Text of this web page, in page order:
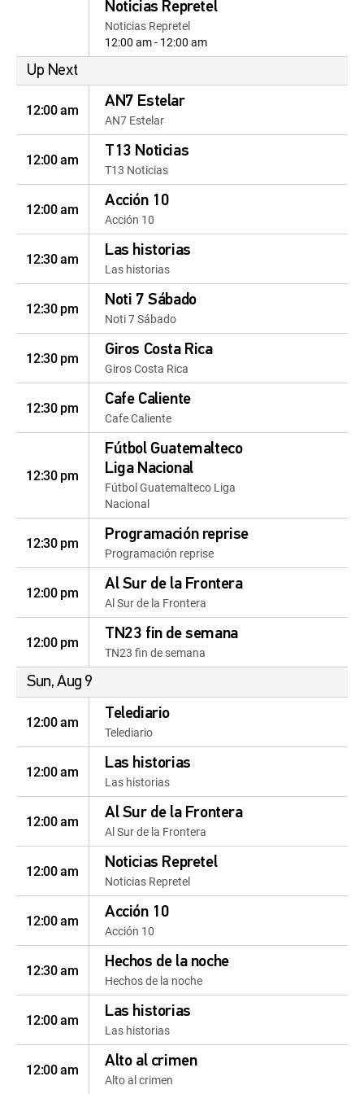
Noticias Repretel
Noticias Repretel
12:00 am - 12:00 am
Up Next
12:00 am AN7 Estelar
AN7 Estelar
12:00 am T13 Noticias
T13 Noticias
12:00 am Acción 10
Acción 10
12:30 am Las historias
Las historias
12:30 pm Noti 7 Sábado
Noti 7 Sábado
12:30 pm Giros Costa Rica
Giros Costa Rica
12:30 pm Cafe Caliente
Cafe Caliente
12:30 pm
Fútbol Guatemalteco
Liga Nacional
Fútbol Guatemalteco Liga
Nacional
12:30 pm Programación reprise
Programación reprise
12:00 pm Al Sur de la Frontera
Al Sur de la Frontera
12:00 pm TN23 fin de semana
TN23 fin de semana
Sun, Aug 9
12:00 am Telediario
Telediario
12:00 am Las historias
Las historias
12:00 am Al Sur de la Frontera
Al Sur de la Frontera
12:00 am Noticias Repretel
Noticias Repretel
12:00 am Acción 10
Acción 10
12:30 am Hechos de la noche
Hechos de la noche
12:00 am Las historias
Las historias
12:00 am Alto al crimen
Alto al crimen